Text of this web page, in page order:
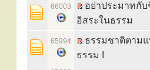
66003
อย่าประมาทกั
อิสระในธรรม
65994
ธรรมชาติตาม
ธรรม I